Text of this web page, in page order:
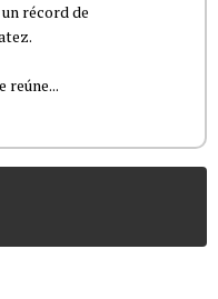
récord de
reúne...